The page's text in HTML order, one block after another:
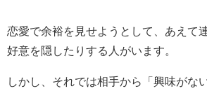
恋愛で余裕を見せようとして、あえて
好意を隠したりする人がいます。
しかし、それでは相手から「興味がな